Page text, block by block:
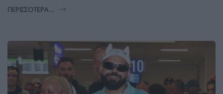
ΠΕΡΙΣΣΌΤΕΡΑ ...